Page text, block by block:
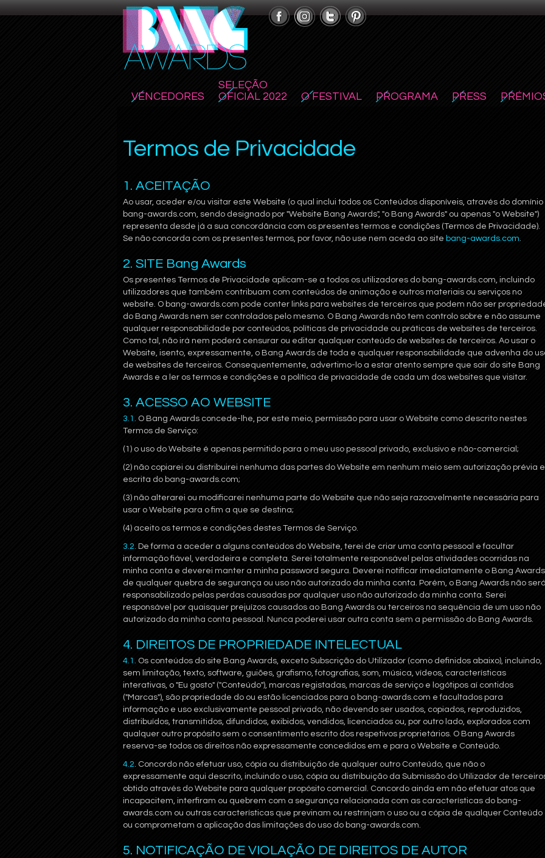
VENCEDORES
SELEÇÃO
OFICIAL 2022
O FESTIVAL PROGRAMA PRESS
Termos de Privacidade
1. ACEITAÇÃO
Ao usar, aceder e/ou visitar este Website (o qual inclui todos os Conteúdos disponíveis, através do domínio
bang-awards.com, sendo designado por "Website Bang Awards", "o Bang Awards" ou apenas "o Website")
representa desde já a sua concordância com os presentes termos e condições (Termos de Privacidade).
Se não concorda com os presentes termos, por favor, não use nem aceda ao site bang-awards.com.
2. SITE Bang Awards
Os presentes Termos de Privacidade aplicam-se a todos os utilizadores do bang-awards.com, incluindo
utilizadores que também contribuam com conteúdos de animação e outros materiais ou serviços no
website. O bang-awards.com pode conter links para websites de terceiros que podem não ser
do Bang Awards nem ser controlados pelo mesmo. O Bang Awards não tem controlo sobre e não assume
qualquer responsabilidade por conteúdos, políticas de privacidade ou práticas de websites de terceiros.
Como tal, não irá nem poderá censurar ou editar qualquer conteúdo de websites de terceiros. Ao usar o
Website, isento, expressamente, o Bang Awards de toda e qualquer responsabilidade que advenha do
de websites de terceiros. Consequentemente, advertimo-lo a estar atento sempre que sair do site Bang
Awards e a ler os termos e condições e a política de privacidade de cada um dos websites que visitar.
3. ACESSO AO WEBSITE
3.1. O Bang Awards concede-lhe, por este meio, permissão para usar o Website como descrito nestes
Termos de Serviço:
(1) o uso do Website é apenas permitido para o meu uso pessoal privado, exclusivo e não-comercial;
(2) não copiarei ou distribuirei nenhuma das partes do Website em nenhum meio sem autorização prévia e
escrita do bang-awards.com;
(3) não alterarei ou modificarei nenhuma parte do Website que não seja razoavelmente necessária para
usar o Website para o fim a que se destina;
(4) aceito os termos e condições destes Termos de Serviço.
3.2. De forma a aceder a alguns conteúdos do Website, terei de criar uma conta pessoal e facultar
informação fiável, verdadeira e completa. Serei totalmente responsável pelas atividades ocorridas na
minha conta e deverei manter a minha password segura. Deverei notificar imediatamente o Bang Awards
de qualquer quebra de segurança ou uso não autorizado da minha conta. Porém, o Bang Awards não
responsabilizado pelas perdas causadas por qualquer uso não autorizado da minha conta. Serei
responsável por quaisquer prejuízos causados ao Bang Awards ou terceiros na sequência de um uso não
autorizado da minha conta pessoal. Nunca poderei usar outra conta sem a permissão do Bang Awards.
4. DIREITOS DE PROPRIEDADE INTELECTUAL
4.1. Os conteúdos do site Bang Awards, exceto Subscrição do Utilizador (como definidos abaixo), incluindo,
sem limitação, texto, software, guiões, grafismo, fotografias, som, música, vídeos, características
interativas, o "Eu gosto" ("Conteúdo"), marcas registadas, marcas de serviço e logótipos aí contidos
("Marcas"), são propriedade do ou estão licenciados para o bang-awards.com e facultados para
informação e uso exclusivamente pessoal privado, não devendo ser usados, copiados, reproduzidos,
distribuídos, transmitidos, difundidos, exibidos, vendidos, licenciados ou, por outro lado, explorados com
qualquer outro propósito sem o consentimento escrito dos respetivos proprietários. O Bang Awards
reserva-se todos os direitos não expressamente concedidos em e para o Website e Conteúdo.
4.2. Concordo não efetuar uso, cópia ou distribuição de qualquer outro Conteúdo, que não o
expressamente aqui descrito, incluindo o uso, cópia ou distribuição da Submissão do Utilizador de
obtido através do Website para qualquer propósito comercial. Concordo ainda em não efetuar atos que
incapacitem, interfiram ou quebrem com a segurança relacionada com as características do bang-
awards.com ou outras características que previnam ou restrinjam o uso ou a cópia de qualquer Conteúdo
ou comprometam a aplicação das limitações do uso do bang-awards.com.
5. NOTIFICAÇÃO DE VIOLAÇÃO DE DIREITOS DE AUTOR